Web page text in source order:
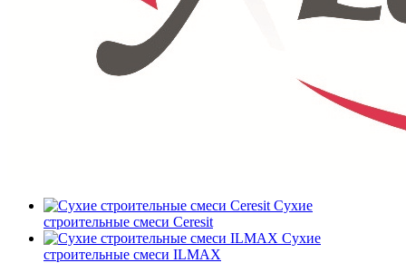
Сухие
строительные смеси Ceresit
Сухие
строительные смеси ILMAX